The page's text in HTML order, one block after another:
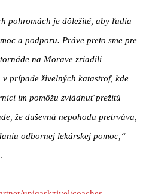
pohromách je dôležité, aby ľudia
a podporu. Práve preto sme pre
na Morave zriadili
prípade živelných katastrof, kde
im pomôžu zvládnuť prežitú
že duševná nepohoda pretrváva,
odbornej lekárskej pomoc,“